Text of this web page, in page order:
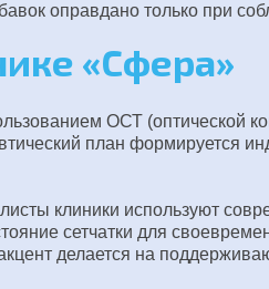
оправдано только при
«Сфера»
ОСТ (оптической
план формируется
клиники используют
сетчатки для
делается на